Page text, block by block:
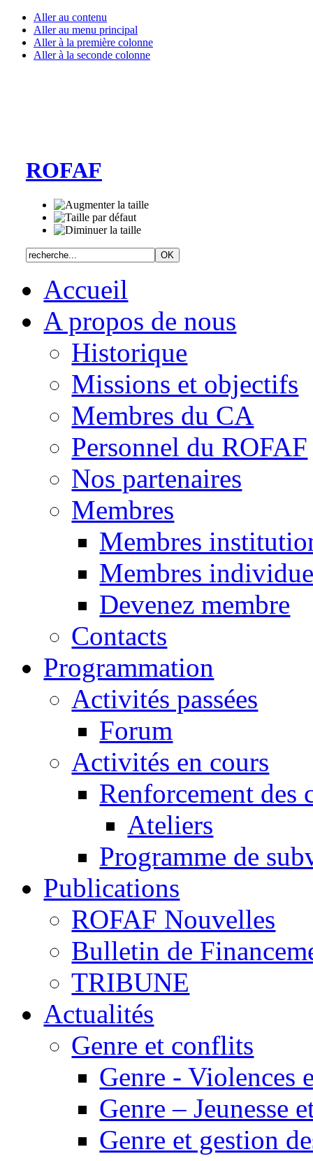
Aller au contenu
Aller au menu principal
Aller à la première colonne
Aller à la seconde colonne
ROFAF
Accueil
A propos de nous
Historique
Missions et objectifs
Membres du CA
Personnel du ROFAF
Nos partenaires
Membres
Membres
Membres
Devenez membre
Contacts
Programmation
Activités passées
Forum
Activités en cours
Renforcement des
Ateliers
Programme de
Publications
ROFAF Nouvelles
Bulletin de
TRIBUNE
Actualités
Genre et conflits
Genre - Violences
Genre – Jeunesse
Genre et gestion